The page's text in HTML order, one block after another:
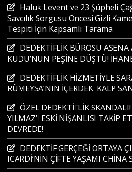
Haluk Levent ve 23 Şüpheli
Savcılık Sorgusu Öncesi Gizli
Tespiti İçin Kapsamlı Tarama
DEDEKTİFLİK BÜROSU
KUDU’NUN PEŞİNE DÜŞTÜ!
DEDEKTİFLİK HİZMETİYLE
RÜMEYSA’NIN İÇERDEKİ KALP
ÖZEL DEDEKTİFLİK
YILMAZ’I ESKİ NİŞANLISI TAKİP
DEVREDE!
DEDEKTİF GERÇEĞİ ORTAYA
ICARDİ’NİN ÇİFTE YAŞAMI CHİNA